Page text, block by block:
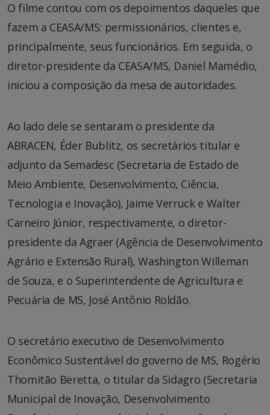
O filme contou com os depoimentos daqueles que
fazem a CEASA/MS: permissionários, clientes e,
principalmente, seus funcionários. Em seguida, o
diretor-presidente da CEASA/MS, Daniel Mamédio,
iniciou a composição da mesa de autoridades.
Ao lado dele se sentaram o presidente da
ABRACEN, Éder Bublitz, os secretários titular e
adjunto da Semadesc (Secretaria de Estado de
Meio Ambiente, Desenvolvimento, Ciência,
Tecnologia e Inovação), Jaime Verruck e Walter
Carneiro Júnior, respectivamente, o diretor-
presidente da Agraer (Agência de Desenvolvimento
Agrário e Extensão Rural), Washington Willeman
de Souza, e o Superintendente de Agricultura e
Pecuária de MS, José Antônio Roldão.
O secretário executivo de Desenvolvimento
Econômico Sustentável do governo de MS, Rogério
Thomitão Beretta, o titular da Sidagro (Secretaria
Municipal de Inovação, Desenvolvimento